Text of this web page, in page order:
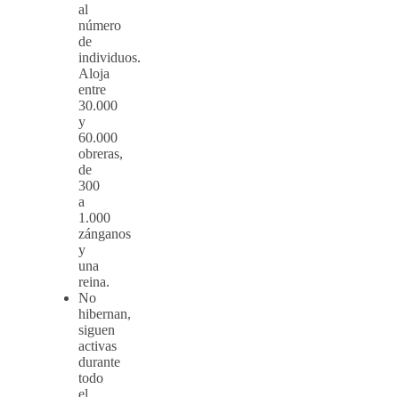
al
número
de
individuos.
Aloja
entre
30.000
y
60.000
obreras,
de
300
a
1.000
zánganos
y
una
reina.
No
hibernan,
siguen
activas
durante
todo
el